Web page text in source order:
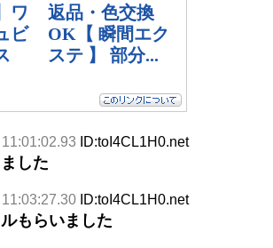
ID:toI4CL1H0.net
した
ID:toI4CL1H0.net
もらいました